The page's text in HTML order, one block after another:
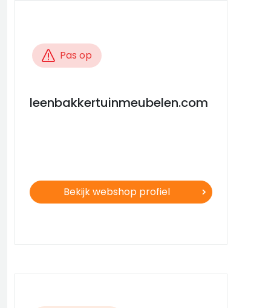
Pas op
leenbakkertuinmeubelen.com
Bekijk webshop profiel